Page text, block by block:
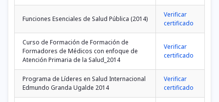
Funciones Esenciales de Salud Pública (2014)
Verificar
certificado
Curso de Formación de Formación de
Formadores de Médicos con enfoque de
Atención Primaria de la Salud_2014
Verificar
certificado
Programa de Líderes en Salud Internacional
Edmundo Granda Ugalde 2014
Verificar
certificado